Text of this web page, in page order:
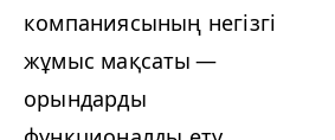
компаниясының негізгі
жұмыс мақсаты —
орындарды